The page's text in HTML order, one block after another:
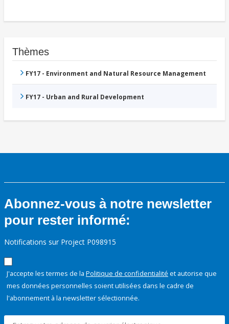
Thèmes
FY17 - Environment and Natural Resource Management
FY17 - Urban and Rural Development
Abonnez-vous à notre newsletter
pour rester informé:
Notifications sur Project P098915
J'accepte les termes de la Politique de confidentialité et autorise que
mes données personnelles soient utilisées dans le cadre de
l'abonnement à la newsletter sélectionnée.